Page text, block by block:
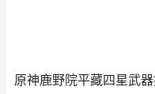
原神鹿野院平藏四星武